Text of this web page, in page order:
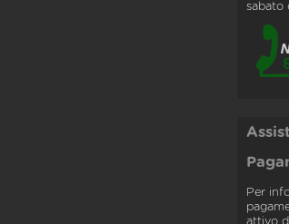
sabato
Per